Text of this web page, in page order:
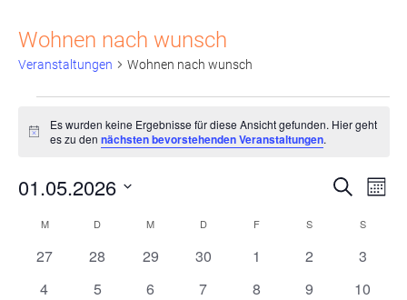
Wohnen nach wunsch
Veranstaltungen Wohnen nach wunsch
Veranstaltungen
Hinweis
Es wurden keine Ergebnisse für diese Ansicht gefunden. Hier geht
es zu dennächsten bevorstehenden Veranstaltungen.
und
Suche
Monat
01.05.2026
Kalender
von
MMONTAG D DIENSTAGM MITTWOCH
DDONNERSTAG
FFREITAG S SAMSTAGS
0
27
0
28
0
29
0
30
0
1
0
2
0
3
0
4
0
5
0
6
0
7
0
8
0
9
0
10